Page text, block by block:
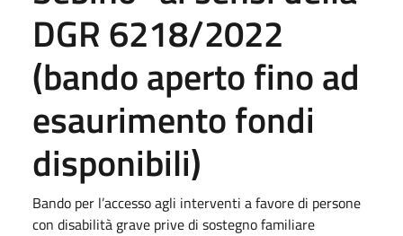
DGR 6218/2022
(bando aperto fino ad
esaurimento fondi
disponibili)
Bando per l’accesso agli interventi a favore di persone
con disabilità grave prive di sostegno familiare